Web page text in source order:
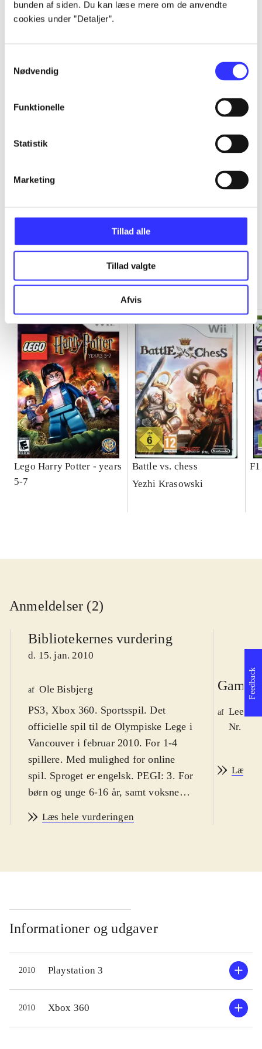
bunden af siden. Du kan læse mere om de anvendte
cookies under ”Detaljer”.
Nødvendig
Funktionelle
Statistik
Marketing
Tillad alle
Tillad valgte
Afvis
Alle registrerede artikler fordelt på udgivelser
Minder om
Lego Harry Potter - years
5-7
Battle vs. chess
Yezhi Krasowski
Anmeldelser (2)
Bibliotekernes vurdering
d. 15. jan. 2010
af Ole Bisbjerg
PS3, Xbox 360. Sportsspil. Det
officielle spil til de Olympiske Lege i
Vancouver i februar 2010. For 1-4
spillere. Med mulighed for online
spil. Sproget er engelsk. PEGI: 3. For
børn og unge 6-16 år, samt voksne
Man er hurtigt i gang med Vancouver
længere konkurrencer. Der er
forskellige olympiske discipliner,
primært indenfor skisport. En række
sportsgrene som fx curling og is-dans
er desværre udeladt. Sværhedsgraden
kan varieres, men er ret lav, specielt
fordi kontrollen ligner hinanden i de
forskellige sportsgrene. Man vælger
Læs hele vurderingen
Game
af Lee
Nr.
Læs
Informationer og udgaver
2010 Playstation 3
2010 Xbox 360
Feedback